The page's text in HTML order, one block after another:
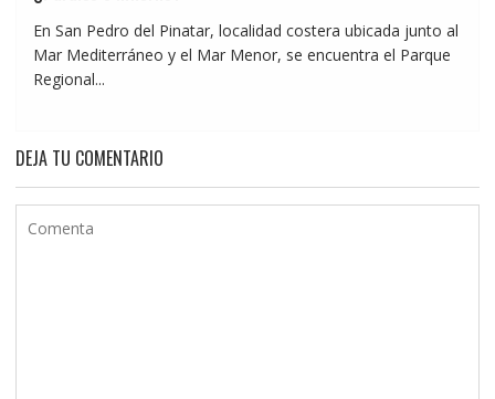
En San Pedro del Pinatar, localidad costera ubicada junto al
Mar Mediterráneo y el Mar Menor, se encuentra el Parque
Regional...
DEJA TU COMENTARIO